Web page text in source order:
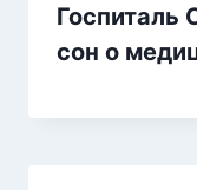
Госпиталь
сон о